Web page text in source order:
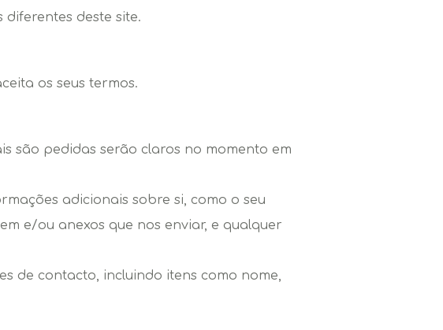
deste site.
os seus termos.
são pedidas serão claros no momento em
adicionais sobre si, como o seu
e/ou anexos que nos enviar, e qualquer
de contacto, incluindo itens como nome,